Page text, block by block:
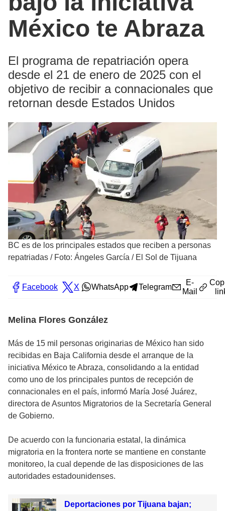
México te Abraza
El programa de repatriación opera
desde el 21 de enero de 2025 con el
objetivo de recibir a connacionales que
retornan desde Estados Unidos
BC es de los principales estados que reciben a personas
repatriadas / Foto: Ángeles García / El Sol de Tijuana
Facebook X WhatsApp Telegram
E-
Mail
Melina Flores González
Más de 15 mil personas originarias de México han sido
recibidas en Baja California desde el arranque de la
iniciativa México te Abraza, consolidando a la entidad
como uno de los principales puntos de recepción de
connacionales en el país, informó María José Juárez,
directora de Asuntos Migratorios de la Secretaría General
de Gobierno.
De acuerdo con la funcionaria estatal, la dinámica
migratoria en la frontera norte se mantiene en constante
monitoreo, la cual depende de las disposiciones de las
autoridades estadounidenses.
Deportaciones por Tijuana bajan;